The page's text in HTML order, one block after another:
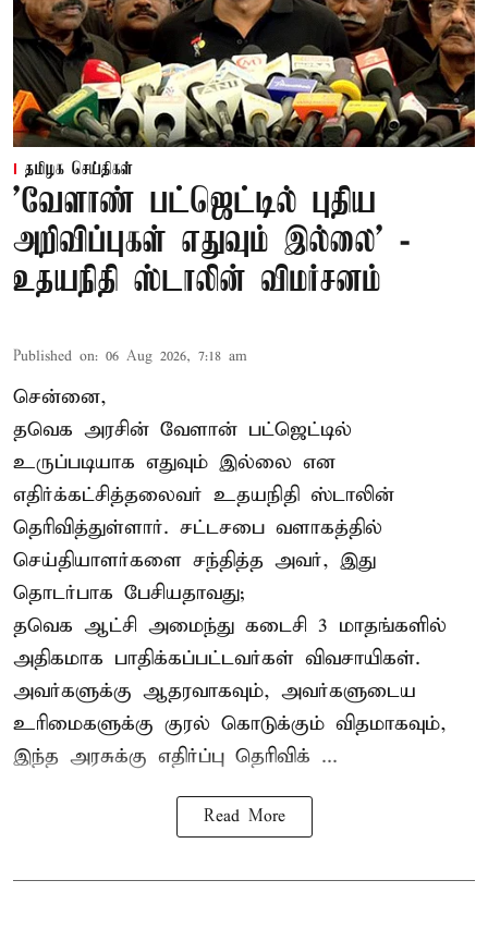
தமிழக செய்திகள்
'வேளாண் பட்ஜெட்டில் புதிய
அறிவிப்புகள் எதுவும் இல்லை' -
உதயநிதி ஸ்டாலின் விமர்சனம்
Published on: 06 Aug 2026, 7:18 am
சென்னை,
தவெக அரசின் வேளான் பட்ஜெட்டில்
உருப்படியாக எதுவும் இல்லை என
எதிர்க்கட்சித்தலைவர் உதயநிதி ஸ்டாலின்
தெரிவித்துள்ளார். சட்டசபை வளாகத்தில்
செய்தியாளர்களை சந்தித்த அவர், இது
தொடர்பாக பேசியதாவது;
தவெக ஆட்சி அமைந்து கடைசி 3 மாதங்களில்
அதிகமாக பாதிக்கப்பட்டவர்கள் விவசாயிகள்.
அவர்களுக்கு ஆதரவாகவும், அவர்களுடைய
உரிமைகளுக்கு குரல் கொடுக்கும் விதமாகவும்,
இந்த அரசுக்கு எதிர்ப்பு தெரிவிக் ...
Read More